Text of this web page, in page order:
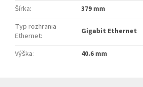
Šírka:
379 mm
Typ rozhrania
Ethernet: Gigabit Ethernet
Výška: 40.6 mm